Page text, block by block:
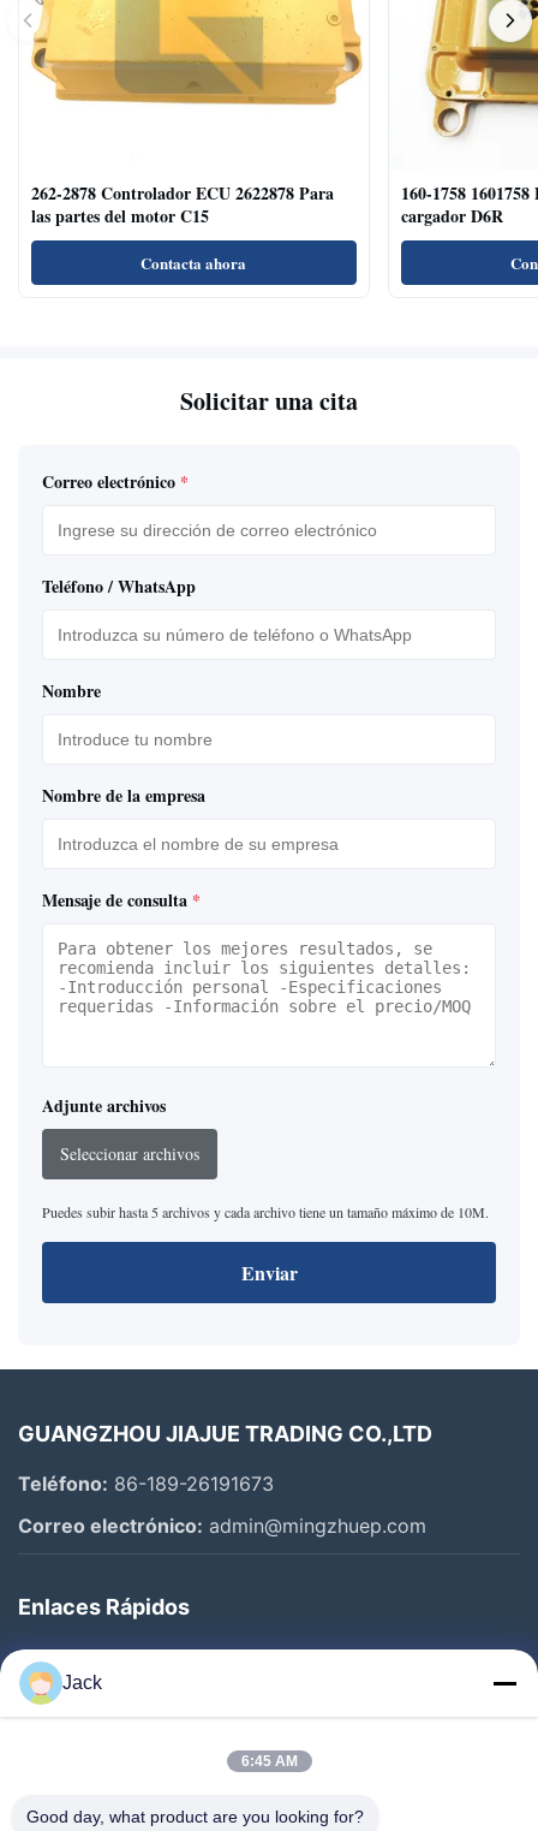
262-2878 Controlador ECU 2622878 Para
las partes del motor C15
Contacta ahora
160-1758
cargador D6R
Solicitar una cita
Correo electrónico *
Teléfono / WhatsApp
Nombre
Nombre de la empresa
Mensaje de consulta *
Adjunte archivos
Seleccionar archivos
Puedes subir hasta 5 archivos y cada archivo tiene un tamaño máximo de 10M.
Enviar
GUANGZHOU JIAJUE TRADING CO.,LTD
Teléfono: 86-189-26191673
Correo electrónico: admin@mingzhuep.com
Enlaces Rápidos
En Casa
Productos
Control De Calidad
Jack
6:45 AM
Good day, what product are you looking for?